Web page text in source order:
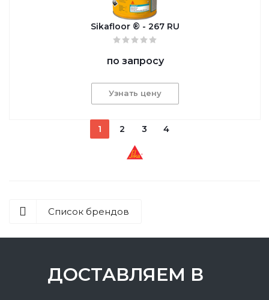
Sikafloor ® - 267 RU
по запросу
Узнать цену
1 2 3 4
Список брендов
ДОСТАВЛЯЕМ В